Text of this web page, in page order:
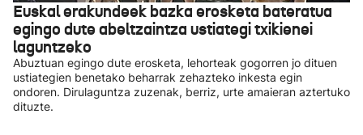
Euskal erakundeek bazka erosketa bateratua
egingo dute abeltzaintza ustiategi txikienei
laguntzeko
Abuztuan egingo dute erosketa, lehorteak gogorren jo dituen
ustiategien benetako beharrak zehazteko inkesta egin
ondoren. Dirulaguntza zuzenak, berriz, urte amaieran aztertuko
dituzte.